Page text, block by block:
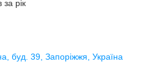
за рік
буд. 39, Запоріжжя, Україна